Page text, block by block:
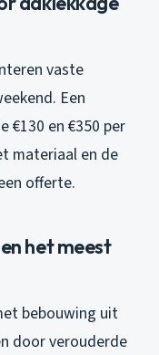
vaste
Een
€130 en €350 per
materiaal en de
offerte.
het meest
bebouwing uit
door verouderde